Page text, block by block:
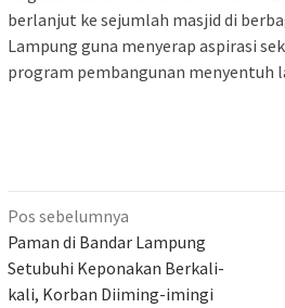
berlanjut ke sejumlah masjid di
Lampung guna menyerap aspirasi
program pembangunan menyentuh
Navigasi
pos
Pos sebelumnya
Paman di Bandar Lampung
Setubuhi Keponakan Berkali-
kali, Korban Diiming-imingi